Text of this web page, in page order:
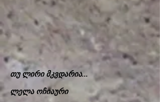
თუ ლირი მკვდარია...
ლელა ოჩიაური